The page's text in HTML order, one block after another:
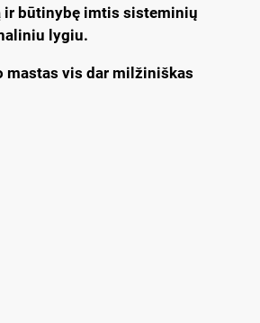
ir būtinybę imtis sisteminių
lygiu.
mastas vis dar milžiniškas